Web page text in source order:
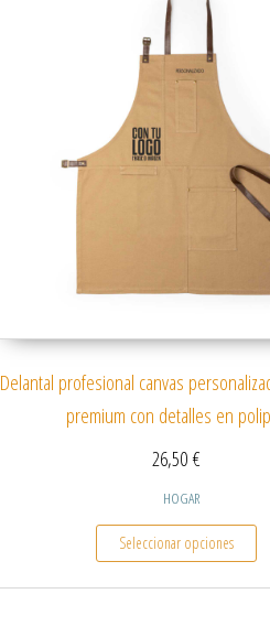
Delantal profesional canvas
premium con detalles en
26,50€
HOGAR
Seleccionar opciones